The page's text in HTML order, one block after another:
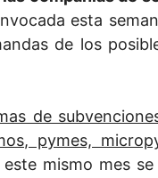
esta
de los
de
pymes,
mismo mes